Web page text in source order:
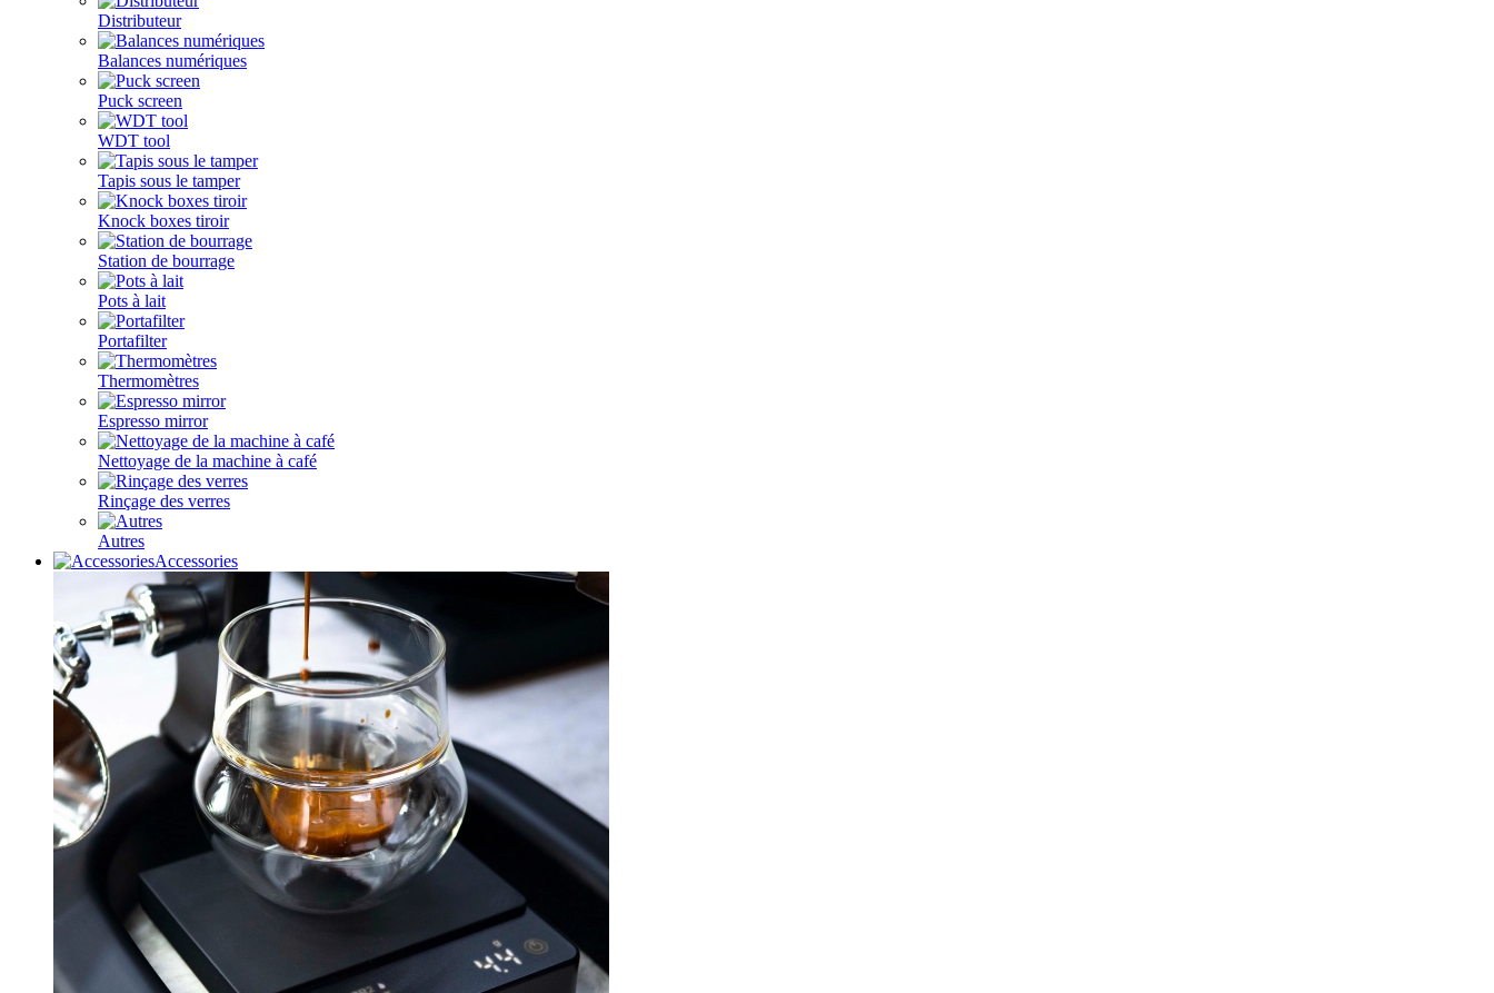
Distributeur
Balances numériques
Puck screen
WDT tool
Tapis sous le tamper
Knock boxes tiroir
Station de bourrage
Pots à lait
Portafilter
Thermomètres
Espresso mirror
Nettoyage de la machine à café
Rinçage des verres
Autres
Accessories